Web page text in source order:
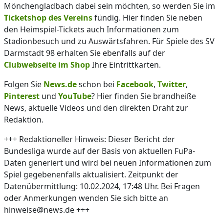
Mönchengladbach dabei sein möchten, so werden Sie im
Ticketshop des Vereinsfündig. Hier finden Sie neben
den Heimspiel-Tickets auch Informationen zum
Stadionbesuch und zu Auswärtsfahren. Für Spiele des SV
Darmstadt 98 erhalten Sie ebenfalls auf der
Clubwebseite im ShopIhre Eintrittkarten.
Folgen Sie News.deschon bei Facebook, Twitter,
Pinterest und YouTube? Hier finden Sie brandheiße
News, aktuelle Videos und den direkten Draht zur
Redaktion.
+++ Redaktioneller Hinweis: Dieser Bericht der
Bundesliga wurde auf der Basis von aktuellen FuPa-
Daten generiert und wird bei neuen Informationen zum
Spiel gegebenenfalls aktualisiert. Zeitpunkt der
Datenübermittlung: 10.02.2024, 17:48 Uhr. Bei Fragen
oder Anmerkungen wenden Sie sich bitte an
hinweise@news.de +++